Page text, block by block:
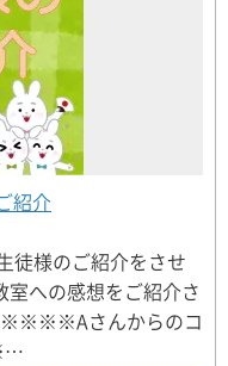
紹介
徒様のご紹介をさせ
への感想をご紹介さ
さんからのコ